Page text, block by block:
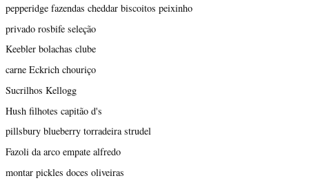
pepperidge fazendas cheddar biscoitos peixinho
privado rosbife seleção
Keebler bolachas clube
carne Eckrich chouriço
Sucrilhos Kellogg
Hush filhotes capitão d's
pillsbury blueberry torradeira strudel
Fazoli da arco empate alfredo
montar pickles doces oliveiras